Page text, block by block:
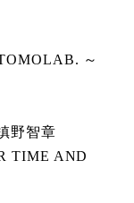
～
野智章
TIME AND